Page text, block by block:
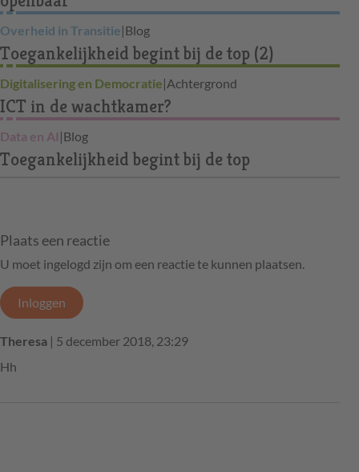
Overheid in Transitie|Blog
Toegankelijkheid begint bij de top (2)
Digitalisering en Democratie|Achtergrond
ICT in de wachtkamer?
Data en AI |Blog
Toegankelijkheid begint bij de top
Plaats een reactie
U moet ingelogd zijn om een reactie te kunnen plaatsen.
Inloggen
Theresa | 5 december 2018, 23:29
Hh